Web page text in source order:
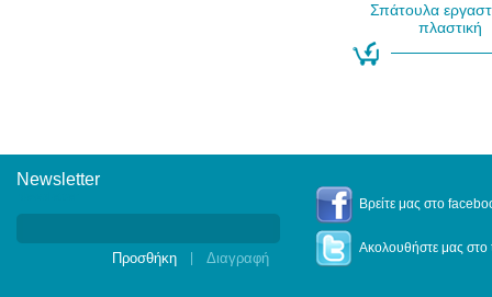
Σπάτουλα
πλαστική
Newsletter
Βρείτε μας στο
Ακολουθήστε μας στο